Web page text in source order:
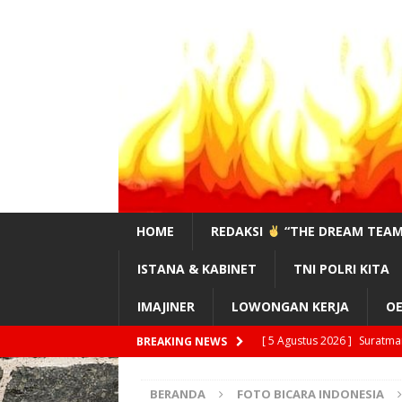
HOME REDAKSI “THE DREAM
ISTANA & KABINET TNI POLRI KITA
IMAJINER LOWONGAN KERJA
BREAKING NEWS [ 5 Agustus 2026 ]
BERANDA
FOTO BICARA INDONESIA